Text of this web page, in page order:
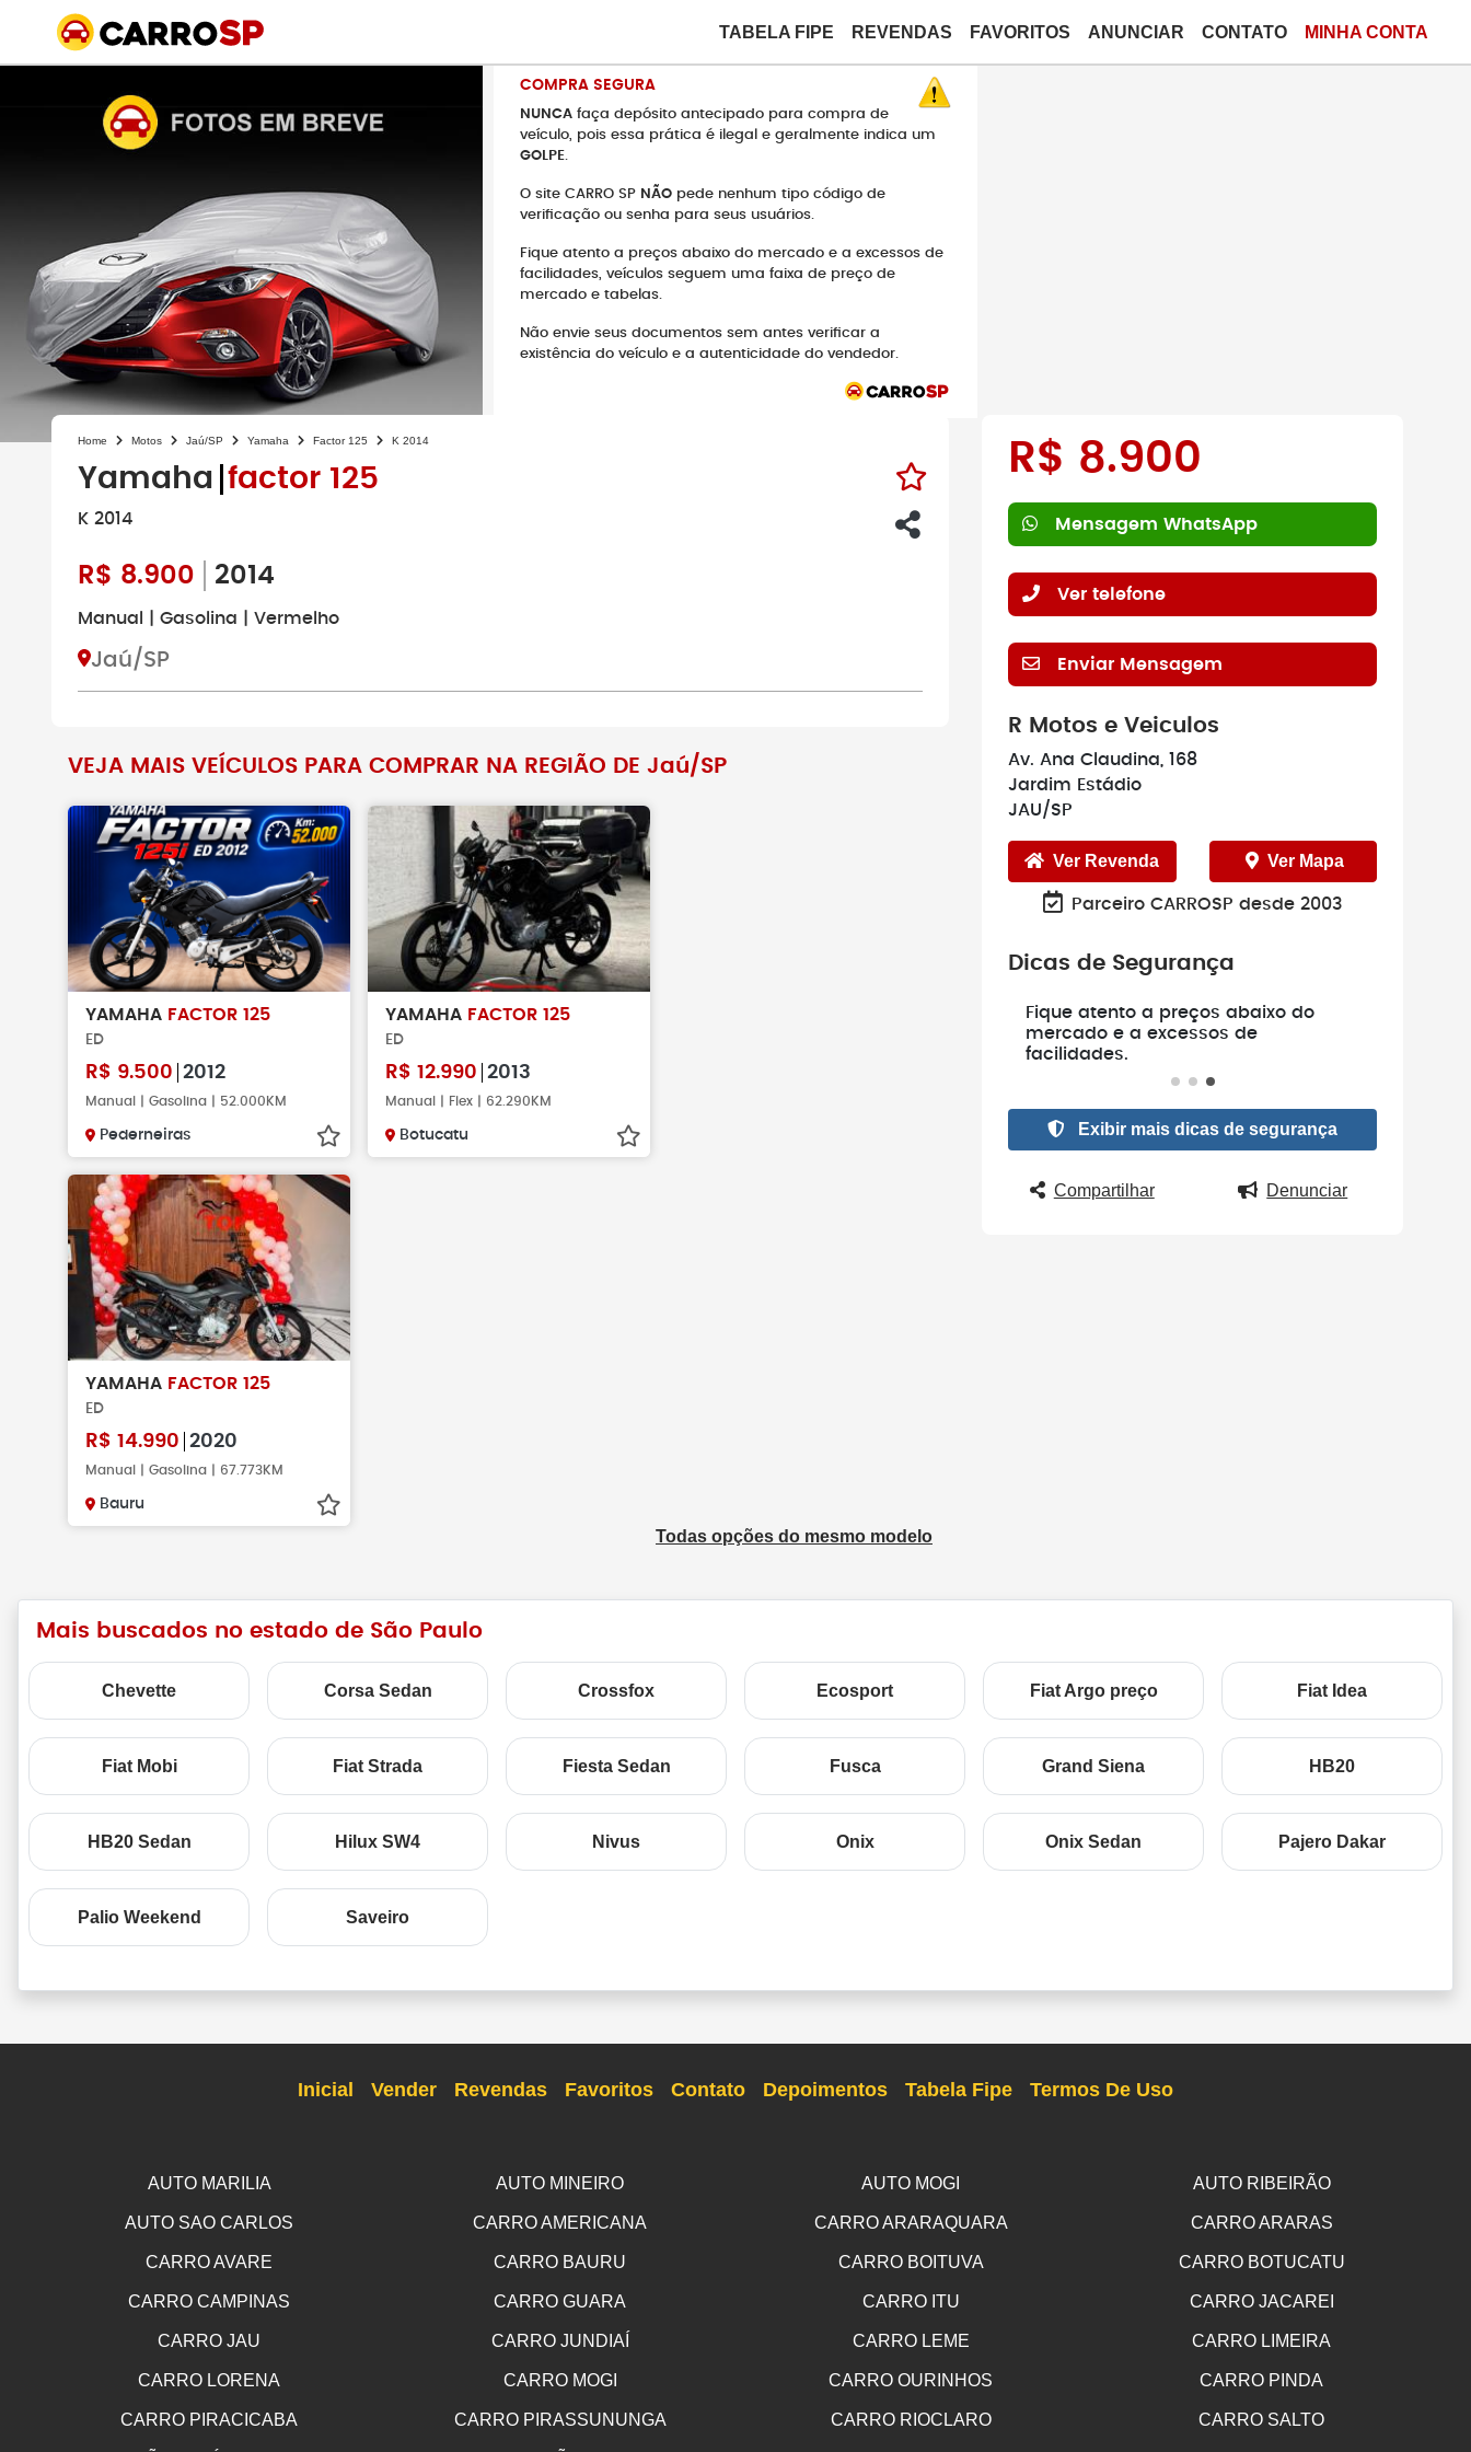
TABELA FIPE REVENDAS FAVORITOS ANUNCIAR CONTATO MINHA CONTA
COMPRA SEGURA
NUNCA faça depósito antecipado para compra de
veículo, pois essa prática é ilegal e geralmente indica um
GOLPE.
O site CARRO SP NÃO pede nenhum tipo código de
verificação ou senha para seus usuários.
Fique atento a preços abaixo do mercado e a excessos de
facilidades, veículos seguem uma faixa de preço de
mercado e tabelas.
Não envie seus documentos sem antes verificar a
existência do veículo e a autenticidade do vendedor.
Home Motos Jaú/SP Yamaha Factor 125 K 2014
Yamaha factor 125
K 2014
R$ 8.900 2014
Manual | Gasolina | Vermelho
Jaú/SP
VEJA MAIS VEÍCULOS PARA COMPRAR NA REGIÃO DE Jaú/SP
YAMAHA FACTOR 125
ED
R$ 9.500 2012
Manual | Gasolina | 52.000KM
Pederneiras
YAMAHA FACTOR 125
ED
R$ 12.990 2013
Manual | Flex | 62.290KM
Botucatu
YAMAHA FACTOR 125
ED
R$ 14.990 2020
Manual | Gasolina | 67.773KM
Bauru
Todas opções do mesmo modelo
R$ 8.900
Mensagem WhatsApp
Ver telefone
Enviar Mensagem
R Motos e Veiculos
Av. Ana Claudina, 168
Jardim Estádio
JAU/SP
Ver Revenda Ver Mapa
Parceiro CARROSP desde 2003
Dicas de Segurança
Não faça pagamentos antes de
verificar se o veículo realmente
Fique atento a preços abaixo do
mercado e a excessos de
facilidades.
Exibir mais dicas de segurança
Compartilhar Denunciar
Mais buscados no estado de São Paulo
Chevette Corsa Sedan Crossfox Ecosport Fiat Argo preço Fiat Idea
Fiat Mobi Fiat Strada Fiesta Sedan Fusca Grand Siena HB20
HB20 Sedan Hilux SW4 Nivus Onix Onix Sedan Pajero Dakar
Palio Weekend Saveiro
Inicial Vender Revendas Favoritos Contato Depoimentos Tabela Fipe Termos De Uso
AUTO MARILIA AUTO MINEIRO AUTO MOGI AUTO RIBEIRÃO
AUTO SAO CARLOS CARRO AMERICANA CARRO ARARAQUARA CARRO ARARAS
CARRO AVARE CARRO BAURU CARRO BOITUVA CARRO BOTUCATU
CARRO CAMPINAS CARRO GUARA CARRO ITU CARRO JACAREI
CARRO JAU CARRO JUNDIAÍ CARRO LEME CARRO LIMEIRA
CARRO LORENA CARRO MOGI CARRO OURINHOS CARRO PINDA
CARRO PIRACICABA CARRO PIRASSUNUNGA CARRO RIOCLARO CARRO SALTO